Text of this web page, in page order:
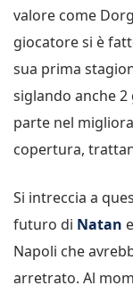
valore come
giocatore si è
sua prima
siglando anche 2
parte nel
copertura,
Si intreccia a
futuro di Natan e
Napoli che
arretrato. Al